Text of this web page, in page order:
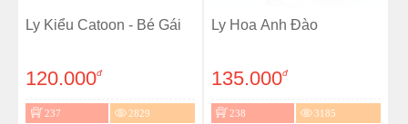
Ly Kiểu Catoon - Bé Gái
120.000đ
237 2829
Ly Hoa Anh Đào
135.000đ
238 3185